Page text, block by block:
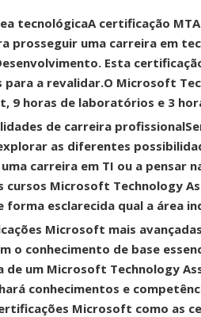
tecnológicaA certificação
prosseguir uma carreira em
Esta
para a revalidar.O Microsoft
9 horas de laboratórios e 3
de carreira profissional
as diferentes
carreira em TI ou a pensar
cursos Microsoft Technology
esclarecida qual a área
Microsoft mais avançadas
o conhecimento de base
de um Microsoft Technology
conhecimentos e
Microsoft como as